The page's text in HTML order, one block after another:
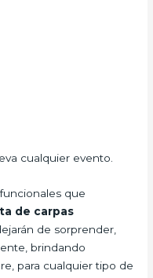
cualquier evento.
que
de carpas
de sorprender,
brindando
para cualquier tipo de